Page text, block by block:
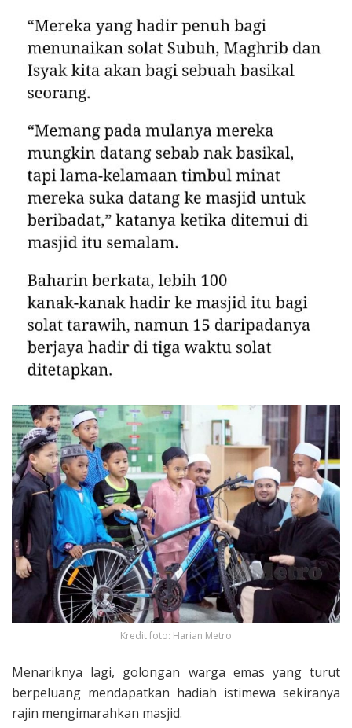
Kredit foto: Harian Metro
Menariknya lagi, golongan warga emas yang turut
berpeluang mendapatkan hadiah istimewa sekiranya
rajin mengimarahkan masjid.